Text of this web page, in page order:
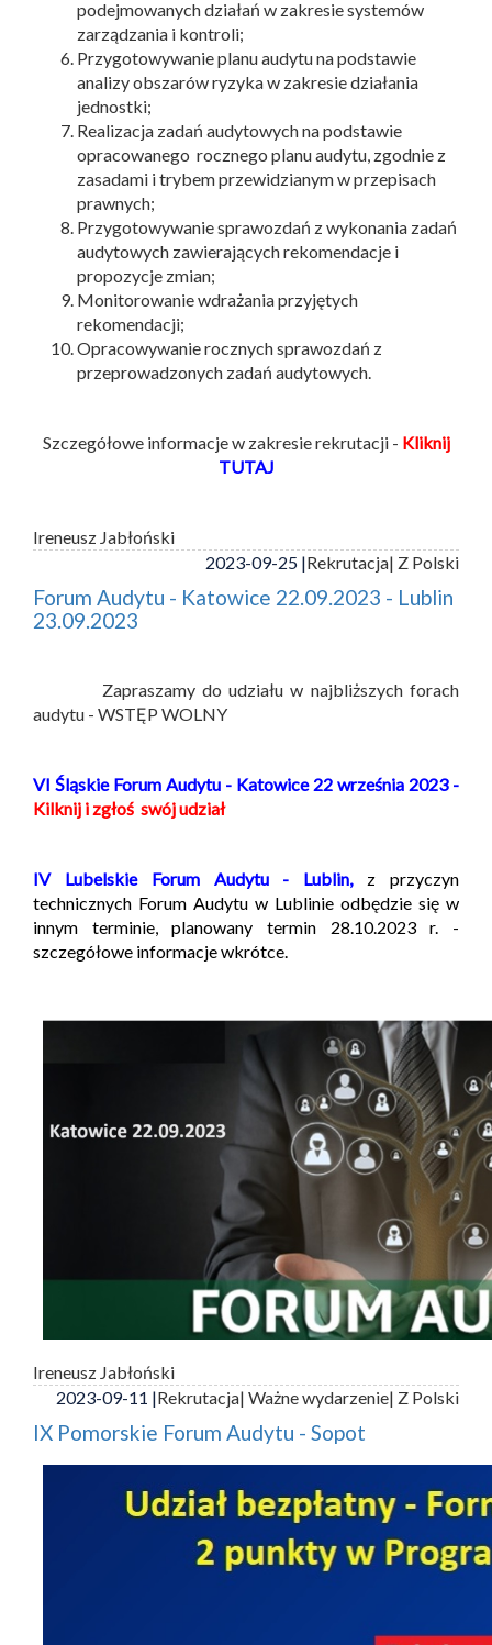
podejmowanych działań w zakresie systemów
zarządzania i kontroli;
Przygotowywanie planu audytu na podstawie
analizy obszarów ryzyka w zakresie działania
jednostki;
Realizacja zadań audytowych na podstawie
opracowanego rocznego planu audytu, zgodnie z
zasadami i trybem przewidzianym w przepisach
prawnych;
Przygotowywanie sprawozdań z wykonania zadań
audytowych zawierających rekomendacje i
propozycje zmian;
Monitorowanie wdrażania przyjętych
rekomendacji;
Opracowywanie rocznych sprawozdań z
przeprowadzonych zadań audytowych.
Szczegółowe informacje w zakresie rekrutacji - Kliknij
TUTAJ
Ireneusz Jabłoński
2023-09-25 |Rekrutacja| Z Polski
Forum Audytu - Katowice 22.09.2023 - Lublin
23.09.2023
Zapraszamy do udziału w najbliższych forach
audytu - WSTĘP WOLNY
VI Śląskie Forum Audytu - Katowice 22 września 2023 -
Kilknij i zgłoś swój udział
IV Lubelskie Forum Audytu - Lublin,
z przyczyn
technicznych Forum Audytu w Lublinie odbędzie się w
innym terminie, planowany termin 28.10.2023 r. -
szczegółowe informacje wkrótce.
Ireneusz Jabłoński
2023-09-11 |Rekrutacja| Ważne wydarzenie| Z Polski
IX Pomorskie Forum Audytu - Sopot